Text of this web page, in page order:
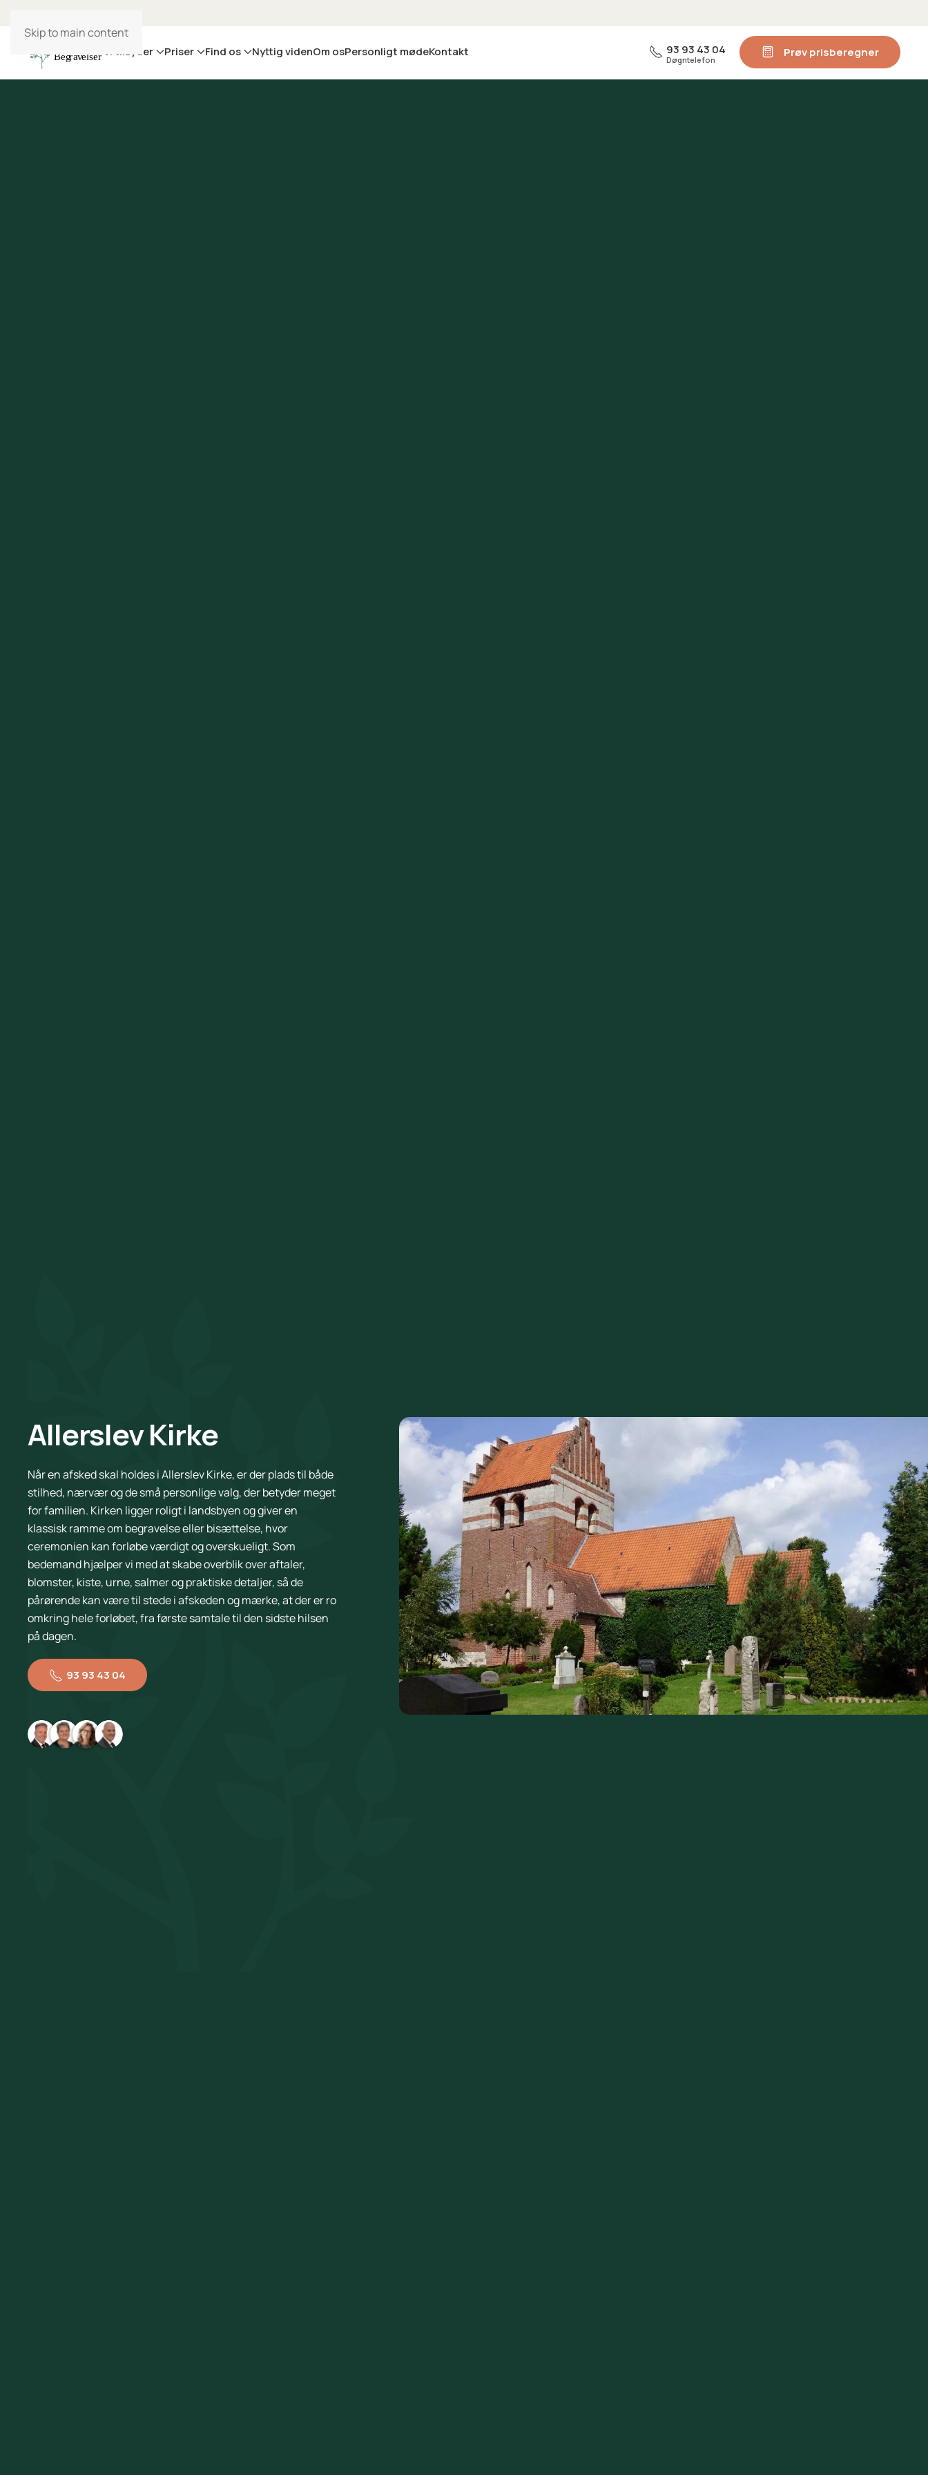
Skip to main content
Vi tilbyder Priser Find os Nyttig videnOm osPersonligt mødeKontakt 93 93 43 04
Døgntelefon
Prøv prisberegner
Allerslev Kirke
Når en afsked skal holdes i Allerslev Kirke, er der plads til både
stilhed, nærvær og de små personlige valg, der betyder meget
for familien. Kirken ligger roligt i landsbyen og giver en
klassisk ramme om begravelse eller bisættelse, hvor
ceremonien kan forløbe værdigt og overskueligt. Som
bedemand hjælper vi med at skabe overblik over aftaler,
blomster, kiste, urne, salmer og praktiske detaljer, så de
pårørende kan være til stede i afskeden og mærke, at der er ro
omkring hele forløbet, fra første samtale til den sidste hilsen
på dagen.
93 93 43 04